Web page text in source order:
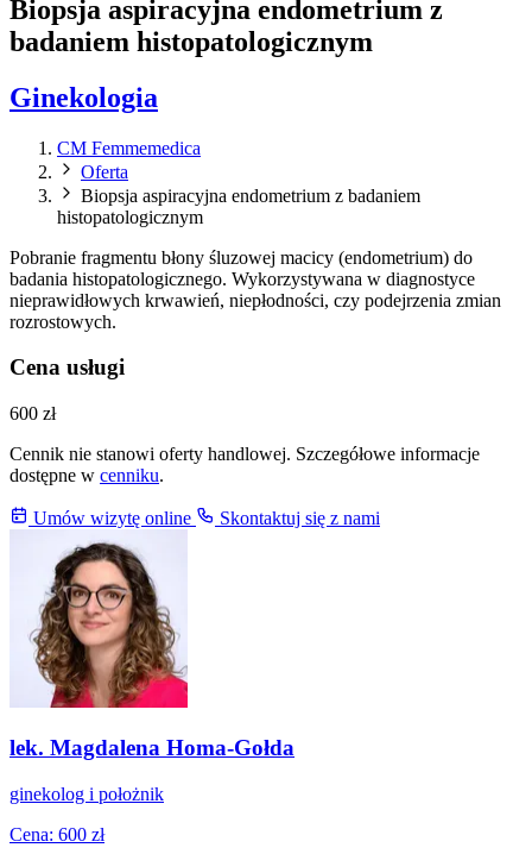
Biopsja aspiracyjna endometrium z
badaniem histopatologicznym
Ginekologia
CM Femmemedica
Oferta
Biopsja aspiracyjna endometrium z badaniem
histopatologicznym
Pobranie fragmentu błony śluzowej macicy (endometrium) do
badania histopatologicznego. Wykorzystywana w diagnostyce
nieprawidłowych krwawień, niepłodności, czy podejrzenia zmian
rozrostowych.
Cena usługi
600 zł
Cennik nie stanowi oferty handlowej. Szczegółowe informacje
dostępne w cenniku.
Umów wizytę online Skontaktuj się z nami
lek. Magdalena Homa-Gołda
ginekolog i położnik
Cena: 600 zł